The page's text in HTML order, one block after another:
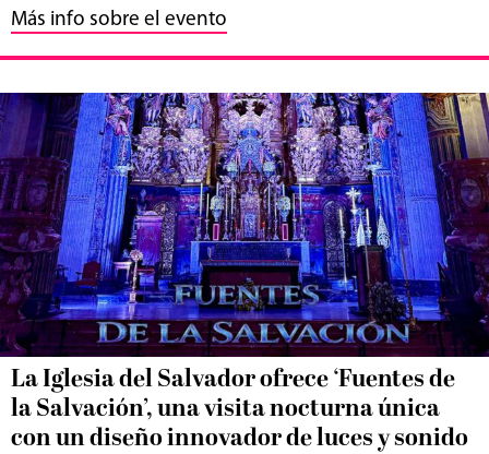
Más info sobre el evento
La Iglesia del Salvador ofrece ‘Fuentes de
la Salvación’, una visita nocturna única
con un diseño innovador de luces y sonido